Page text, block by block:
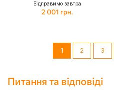
Відправимо завтра
2 001 грн.
You're currently
1 Сторінка
2 3
Питання та відповіді